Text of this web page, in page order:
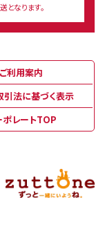
なります。
ご利用案内
引法に基づく表示
ポレートTOP